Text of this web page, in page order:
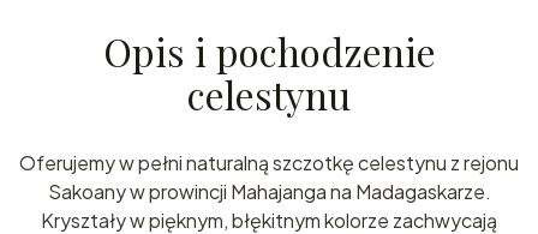
Opis i pochodzenie
celestynu
Oferujemy w pełni naturalną szczotkę celestynu z rejonu
Sakoany w prowincji Mahajanga na Madagaskarze.
Kryształy w pięknym, błękitnym kolorze zachwycają